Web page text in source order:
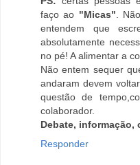
faço ao "Micas".
entendem que
absolutamente
no pé! A alimentar a
Não entem sequer
andaram devem
questão de
colaborador.
Debate, informação,
Responder